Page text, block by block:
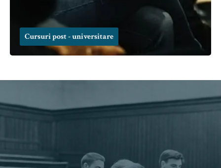
Cursuri post - universitare